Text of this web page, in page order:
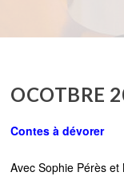
OCOTBRE
Contes à dévorer
Avec Sophie Pérès